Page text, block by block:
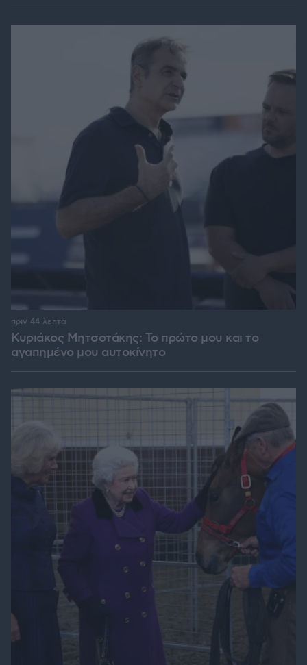
Κυριάκος Μητσοτάκης: Το πρώτο μου και το
αγαπημένο μου αυτοκίνητο
πριν 44 λεπτά